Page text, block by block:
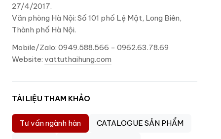
27/4/2017.
Văn phòng Hà Nội: Số 101 phố Lệ Mật, Long Biên,
Thành phố Hà Nội.
Mobile/Zalo: 0949.588.566 - 0962.63.78.69
Website: vattuthaihung.com
TÀI LIỆU THAM KHẢO
Tư vấn ngành hàn
CATALOGUE SẢN PHẨM